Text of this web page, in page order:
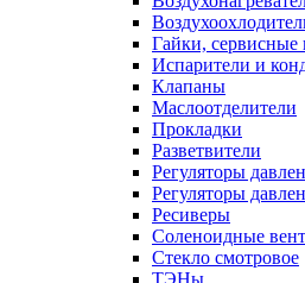
Гайки, сервисные
Испарители и
Клапаны
Маслоотделители
Прокладки
Разветвители
Регуляторы
Регуляторы
Ресиверы
Соленоидные
Стекло смотровое
ТЭНы